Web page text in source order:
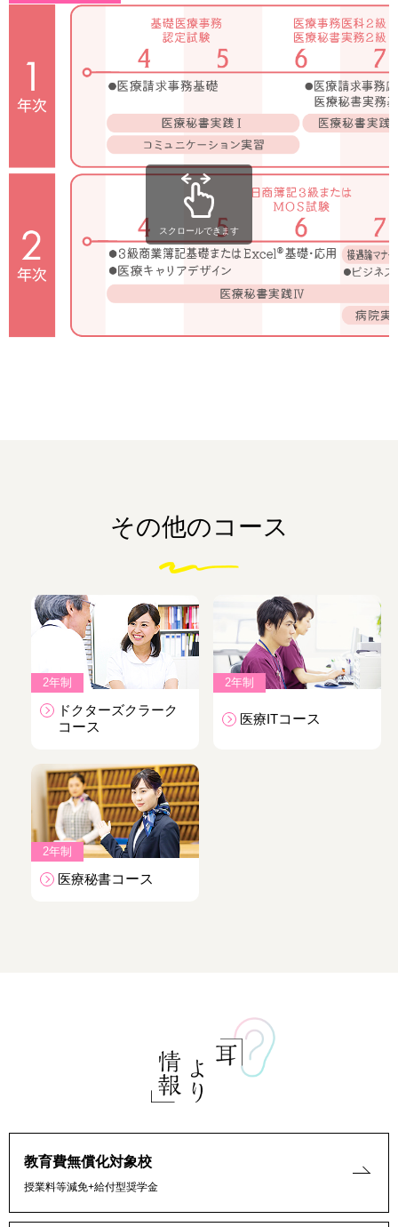
スクロールできます
その他のコース
2年制
ドクターズクラーク
コース
2年制
医療ITコース
2年制
医療秘書コース
教育費無償化対象校
授業料等減免+給付型奨学金